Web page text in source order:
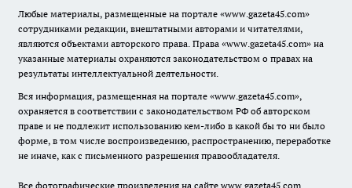
Любые материалы, размещенные на портале «www.gazeta45.com»
сотрудниками редакции, внештатными авторами и читателями,
являются объектами авторского права. Права «www.gazeta45.com» на
указанные материалы охраняются законодательством о правах на
результаты интеллектуальной деятельности.
Вся информация, размещенная на портале «www.gazeta45.com»,
охраняется в соответствии с законодательством РФ об авторском
праве и не подлежит использованию кем-либо в какой бы то ни было
форме, в том числе воспроизведению, распространению, переработке
не иначе, как с письменного разрешения правообладателя.
Все фотографические произведения на сайте www.gazeta45.com